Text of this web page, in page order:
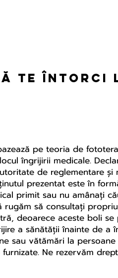
te întorci
pe teoria de
îngrijirii medicale.
de reglementare
prezentat este în
primit sau nu amânați
rugăm să consultați
deoarece aceste boli
a sănătății înainte de a
sau vătămări la
Ne rezervăm